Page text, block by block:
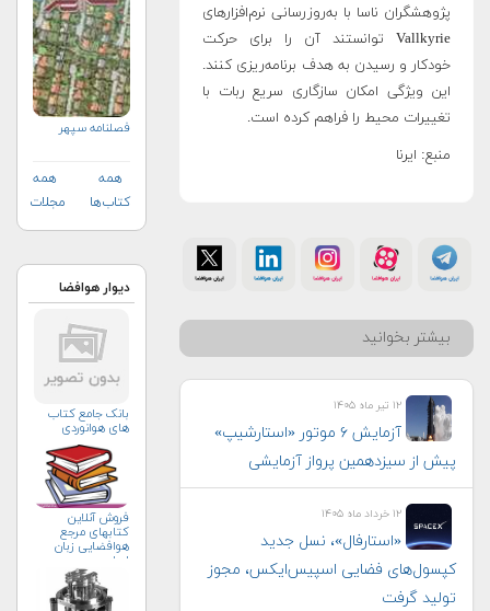
پژوهشگران ناسا با به‌روزرسانی نرم‌افزارهای
Vallkyrie توانستند آن را برای حرکت
خودکار و رسیدن به هدف برنامه‌ریزی کنند.
این ویژگی امکان سازگاری سریع ربات با
تغییرات محیط را فراهم کرده است.
منبع: ایرنا
بیشتر بخوانید
۱۲ تیر ماه ۱۴۰۵
آزمایش ۶ موتور «استارشیپ»
پیش از سیزدهمین پرواز آزمایشی
۱۲ خرداد ماه ۱۴۰۵
«استارفال»، نسل جدید
کپسول‌های فضایی اسپیس‌ایکس، مجوز
تولید گرفت
فصلنامه سپهر
همه
کتاب‌ها
همه
مجلات
دیوار هوافضا
بانک جامع کتاب
های هوانوردی
فروش آنلاین
کتابهای مرجع
هوافضایی زبان
اصلی